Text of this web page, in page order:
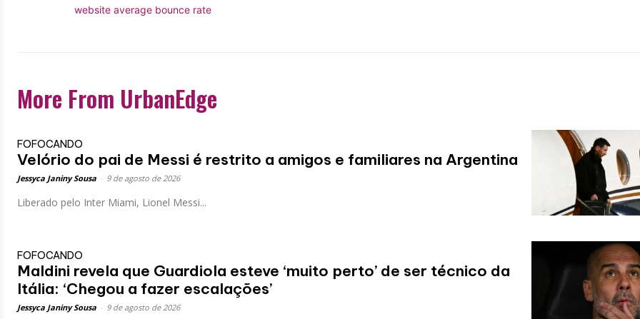
website average bounce rate
More From UrbanEdge
FOFOCANDO
Velório do pai de Messi é restrito a amigos e familiares na Argentina
Jessyca Janiny Sousa 9 de agosto de 2026
Liberado pelo Inter Miami, Lionel Messi...
FOFOCANDO
Maldini revela que Guardiola esteve ‘muito perto’ de ser técnico da
Itália: ‘Chegou a fazer escalações’
Jessyca Janiny Sousa 9 de agosto de 2026